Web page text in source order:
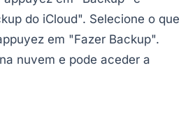
do iCloud". Selecione o que
em "Fazer Backup".
nuvem e pode aceder a